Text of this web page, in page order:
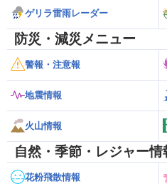
ゲリラ雷雨レーダー
防災・減災メニュー
警報・注意報
地震情報
火山情報
自然・季節・レジャー情
花粉飛散情報